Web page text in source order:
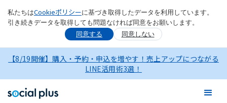
私たちはCookieポリシーに基づき取得したデータを利用しています。
引き続きデータを取得しても問題なければ同意をお願いします。
同意する
同意しない
【8/19開催】購入・予約・申込を増やす！売上アップにつながる
LINE活用術3選！